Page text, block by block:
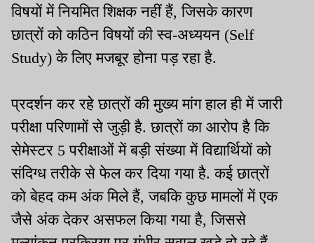
विषयों में नियमित शिक्षक नहीं हैं, जिसके कारण
छात्रों को कठिन विषयों की स्व-अध्ययन (Self
Study) के लिए मजबूर होना पड़ रहा है.
प्रदर्शन कर रहे छात्रों की मुख्य मांग हाल ही में जारी
परीक्षा परिणामों से जुड़ी है. छात्रों का आरोप है कि
सेमेस्टर 5 परीक्षाओं में बड़ी संख्या में विद्यार्थियों को
संदिग्ध तरीके से फेल कर दिया गया है. कई छात्रों
को बेहद कम अंक मिले हैं, जबकि कुछ मामलों में एक
जैसे अंक देकर असफल किया गया है, जिससे